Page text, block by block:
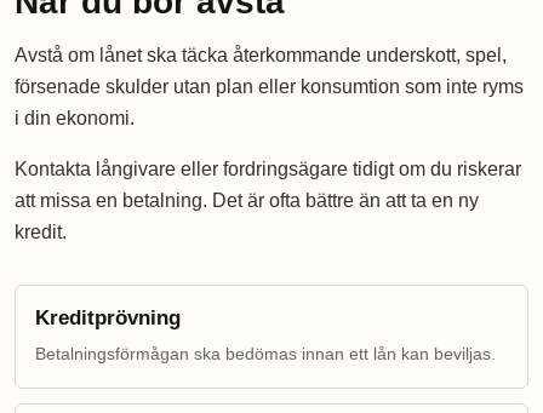
Avstå om lånet ska täcka återkommande underskott, spel,
försenade skulder utan plan eller konsumtion som inte ryms
i din ekonomi.
Kontakta långivare eller fordringsägare tidigt om du riskerar
att missa en betalning. Det är ofta bättre än att ta en ny
kredit.
Kreditprövning
Betalningsförmågan ska bedömas innan ett lån kan beviljas.